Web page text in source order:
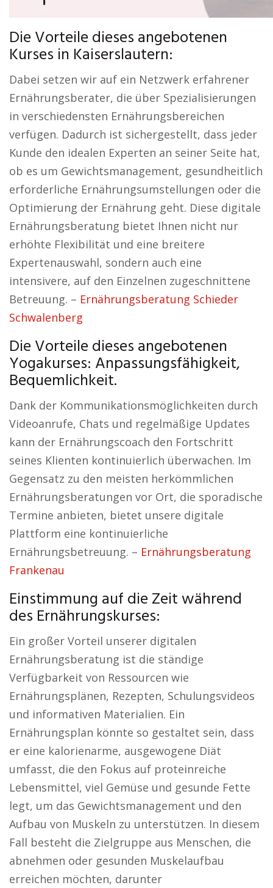
Die Vorteile dieses angebotenen
Kurses in Kaiserslautern:
Dabei setzen wir auf ein Netzwerk erfahrener
Ernährungsberater, die über Spezialisierungen
in verschiedensten Ernährungsbereichen
verfügen. Dadurch ist sichergestellt, dass jeder
Kunde den idealen Experten an seiner Seite hat,
ob es um Gewichtsmanagement, gesundheitlich
erforderliche Ernährungsumstellungen oder die
Optimierung der Ernährung geht. Diese digitale
Ernährungsberatung bietet Ihnen nicht nur
erhöhte Flexibilität und eine breitere
Expertenauswahl, sondern auch eine
intensivere, auf den Einzelnen zugeschnittene
Betreuung. – Ernährungsberatung Schieder
Schwalenberg
Die Vorteile dieses angebotenen
Yogakurses: Anpassungsfähigkeit,
Bequemlichkeit.
Dank der Kommunikationsmöglichkeiten durch
Videoanrufe, Chats und regelmäßige Updates
kann der Ernährungscoach den Fortschritt
seines Klienten kontinuierlich überwachen. Im
Gegensatz zu den meisten herkömmlichen
Ernährungsberatungen vor Ort, die sporadische
Termine anbieten, bietet unsere digitale
Plattform eine kontinuierliche
Ernährungsbetreuung. – Ernährungsberatung
Frankenau
Einstimmung auf die Zeit während
des Ernährungskurses:
Ein großer Vorteil unserer digitalen
Ernährungsberatung ist die ständige
Verfügbarkeit von Ressourcen wie
Ernährungsplänen, Rezepten, Schulungsvideos
und informativen Materialien. Ein
Ernährungsplan könnte so gestaltet sein, dass
er eine kalorienarme, ausgewogene Diät
umfasst, die den Fokus auf proteinreiche
Lebensmittel, viel Gemüse und gesunde Fette
legt, um das Gewichtsmanagement und den
Aufbau von Muskeln zu unterstützen. In diesem
Fall besteht die Zielgruppe aus Menschen, die
abnehmen oder gesunden Muskelaufbau
erreichen möchten, darunter